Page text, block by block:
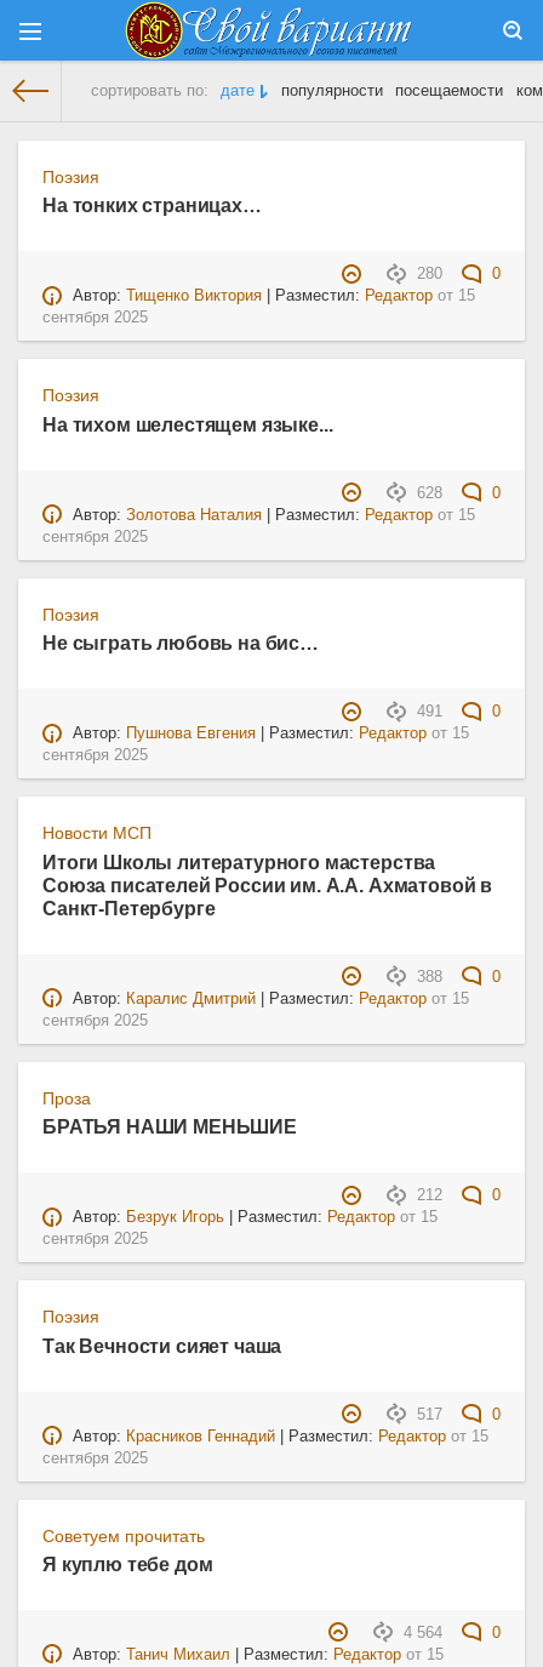
сортировать по: дате популярности посещаемости
Поэзия
На тонких страницах…
280
0
Автор:
Тищенко Виктория | Разместил: Редактор от 15
сентября 2025
Поэзия
На тихом шелестящем языке...
628
0
Автор:Золотова Наталия | Разместил: Редактор от 15
сентября 2025
Поэзия
Не сыграть любовь на бис…
491
0
Автор:
Пушнова Евгения | Разместил: Редактор от 15
сентября 2025
Новости МСП
Итоги Школы литературного мастерства
Союза писателей России им. А.А. Ахматовой в
Санкт-Петербурге
388
0
Автор: Каралис Дмитрий | Разместил: Редактор от 15
сентября 2025
Проза
БРАТЬЯ НАШИ МЕНЬШИЕ
212
0
Автор: Безрук Игорь | Разместил: Редактор от 15
сентября 2025
Поэзия
Так Вечности сияет чаша
517
0
Автор: Красников Геннадий | Разместил: Редактор от 15
сентября 2025
Советуем прочитать
Я куплю тебе дом
4 564
0
Автор:
Танич Михаил | Разместил: Редактор от 15